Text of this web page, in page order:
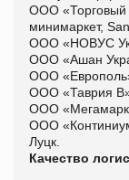
ООО «Торговый
минимаркет,
ООО «НОВУС
ООО «Ашан
ООО
ООО «Таврия
ООО
ООО
Луцк.
Качество